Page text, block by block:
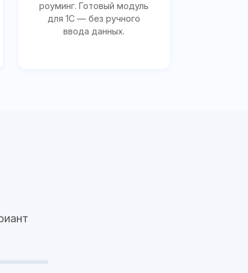
роуминг. Готовый модуль
для 1С — без ручного
ввода данных.